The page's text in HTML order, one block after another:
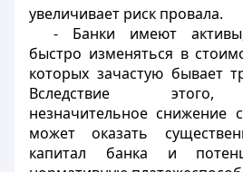
увеличивает риск провала.
- Банки имеют
быстро изменяться в
которых зачастую бывает
Вследствие этого,
незначительное снижение
может оказать
капитал банка и